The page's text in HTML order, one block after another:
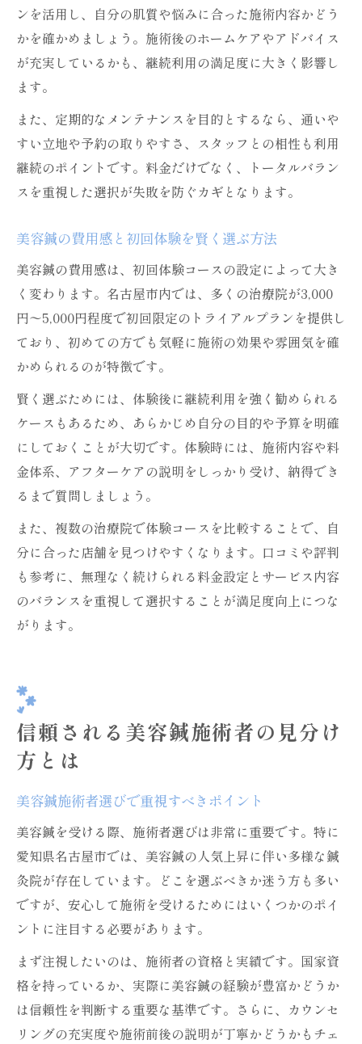
ンを活用し、自分の肌質や悩みに合った施術内容かどう
かを確かめましょう。施術後のホームケアやアドバイス
が充実しているかも、継続利用の満足度に大きく影響し
ます。
また、定期的なメンテナンスを目的とするなら、通いや
すい立地や予約の取りやすさ、スタッフとの相性も利用
継続のポイントです。料金だけでなく、トータルバラン
スを重視した選択が失敗を防ぐカギとなります。
美容鍼の費用感と初回体験を賢く選ぶ方法
美容鍼の費用感は、初回体験コースの設定によって大き
く変わります。名古屋市内では、多くの治療院が3,000
円〜5,000円程度で初回限定のトライアルプランを提供し
ており、初めての方でも気軽に施術の効果や雰囲気を確
かめられるのが特徴です。
賢く選ぶためには、体験後に継続利用を強く勧められる
ケースもあるため、あらかじめ自分の目的や予算を明確
にしておくことが大切です。体験時には、施術内容や料
金体系、アフターケアの説明をしっかり受け、納得でき
るまで質問しましょう。
また、複数の治療院で体験コースを比較することで、自
分に合った店舗を見つけやすくなります。口コミや評判
も参考に、無理なく続けられる料金設定とサービス内容
のバランスを重視して選択することが満足度向上につな
がります。
信頼される美容鍼施術者の見分け
方とは
美容鍼施術者選びで重視すべきポイント
美容鍼を受ける際、施術者選びは非常に重要です。特に
愛知県名古屋市では、美容鍼の人気上昇に伴い多様な鍼
灸院が存在しています。どこを選ぶべきか迷う方も多い
ですが、安心して施術を受けるためにはいくつかのポイ
ントに注目する必要があります。
まず注視したいのは、施術者の資格と実績です。国家資
格を持っているか、実際に美容鍼の経験が豊富かどうか
は信頼性を判断する重要な基準です。さらに、カウンセ
リングの充実度や施術前後の説明が丁寧かどうかもチェ